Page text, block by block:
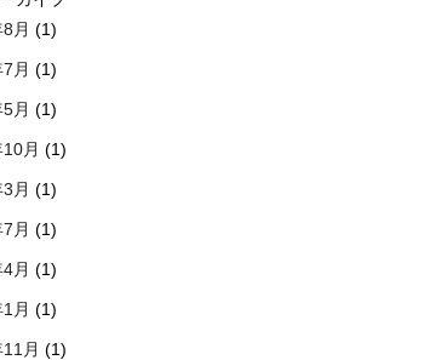
月 (1)
月 (1)
月 (1)
月 (1)
月 (1)
月 (1)
月 (1)
月 (1)
月 (1)